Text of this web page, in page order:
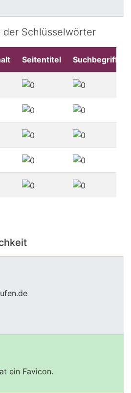
der Schlüsselwörter
Seitentitel Suchbegriffe
ein Favicon.